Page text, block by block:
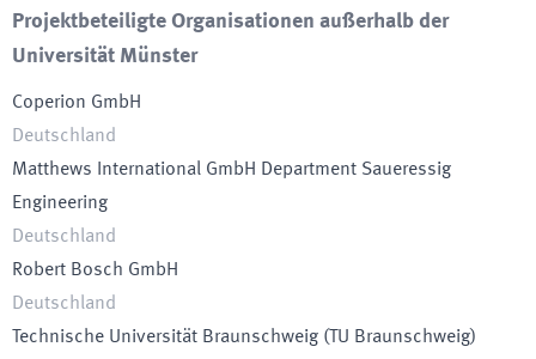
Projektbeteiligte Organisationen außerhalb der
Universität Münster
Coperion GmbH
Deutschland
Matthews International GmbH Department Saueressig
Engineering
Deutschland
Robert Bosch GmbH
Deutschland
Technische Universität Braunschweig ( TU Braunschweig)